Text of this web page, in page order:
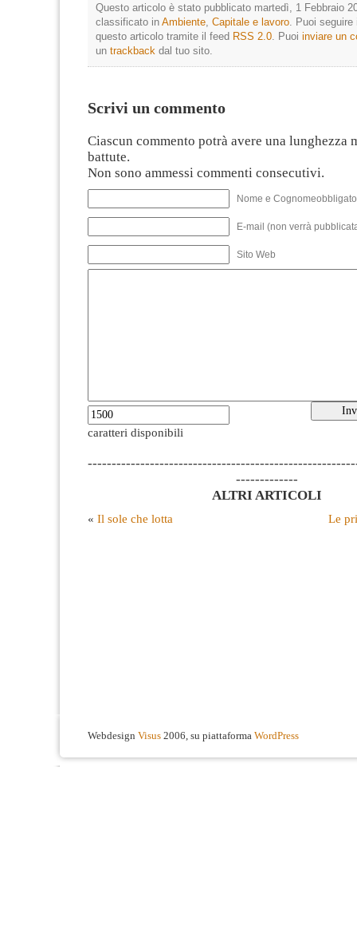
Questo articolo è stato pubblicato martedì, 1 Febbraio
classificato in Ambiente, Capitale e lavoro. Puoi
questo articolo tramite il feed RSS 2.0. Puoi inviare un
un trackback dal tuo sito.
Scrivi un commento
Ciascun commento potrà avere una lunghezza
battute.
Non sono ammessi commenti consecutivi.
Nome e
E-mail (non verrà
Sito Web
caratteri disponibili
-------------
ALTRI ARTICOLI
« Il sole che lotta Le
Webdesign Visus 2006, su piattaforma WordPress